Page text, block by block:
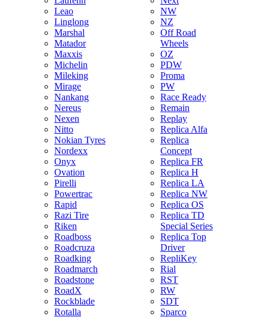
Leao
Linglong
Marshal
Matador
Maxxis
Michelin
Mileking
Mirage
Nankang
Nereus
Nexen
Nitto
Nokian Tyres
Nordexx
Onyx
Ovation
Pirelli
Powertrac
Rapid
Razi Tire
Riken
Roadboss
Roadcruza
Roadking
Roadmarch
Roadstone
RoadX
Rockblade
Rotalla
NW
NZ
Off Road
Wheels
OZ
PDW
Proma
PW
Race Ready
Remain
Replay
Replica Alfa
Replica
Concept
Replica FR
Replica H
Replica LA
Replica NW
Replica OS
Replica TD
Special Series
Replica Top
Driver
RepliKey
Rial
RST
RW
SDT
Sparco